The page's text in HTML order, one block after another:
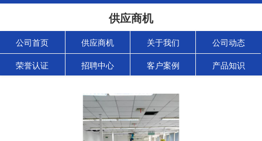
供应商机
公司首页 供应商机 关于我们 公司动态
荣誉认证 招聘中心 客户案例 产品知识